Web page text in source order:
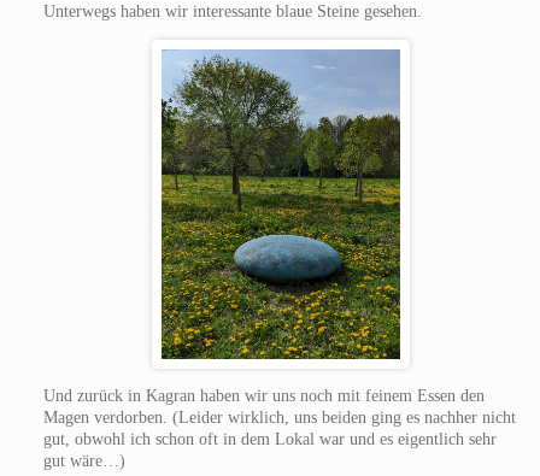
Unterwegs haben wir interessante blaue Steine gesehen.
Und zurück in Kagran haben wir uns noch mit feinem Essen den
Magen verdorben. (Leider wirklich, uns beiden ging es nachher nicht
gut, obwohl ich schon oft in dem Lokal war und es eigentlich sehr
gut wäre…)